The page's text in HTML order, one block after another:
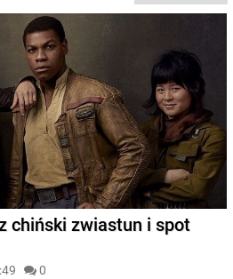
chiński zwiastun i spot
0